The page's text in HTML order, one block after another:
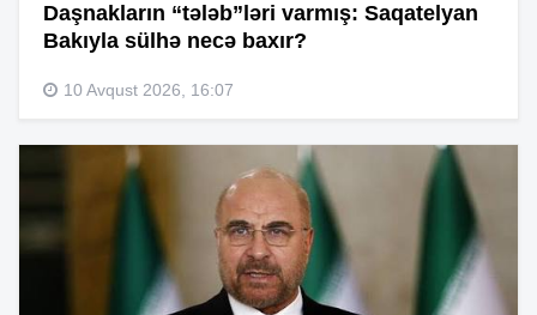
Daşnakların “tələb”ləri varmış: Saqatelyan
Bakıyla sülhə necə baxır?
10 Avqust 2026, 16:07